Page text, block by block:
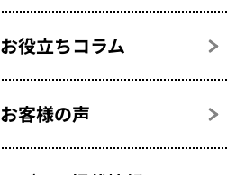
お役立ちコラム
お客様の声